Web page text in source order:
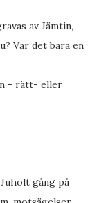
av Jämtin,
Var det bara en
- rätt- eller
gång på